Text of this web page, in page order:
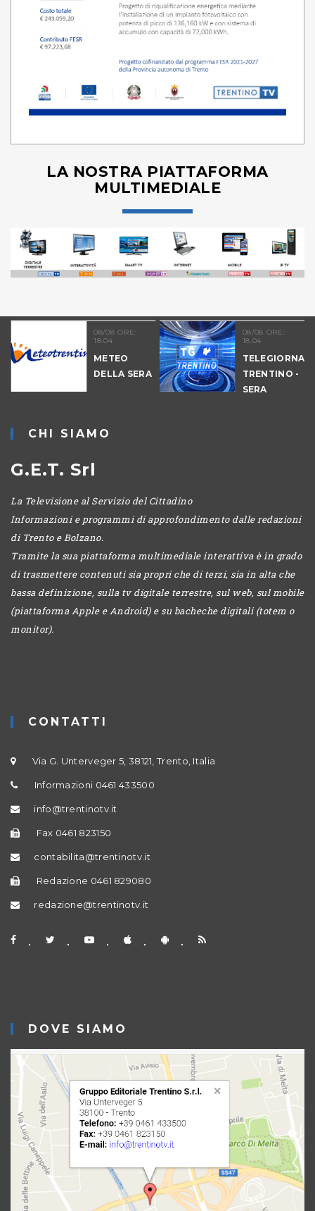
LA NOSTRA PIATTAFORMA
MULTIMEDIALE
08/08 ORE:
18.04
METEO
DELLA SERA
08/08 ORE:
18.04
TRENTINO -
SERA
CHI SIAMO
G.E.T. Srl
La Televisione al Servizio del Cittadino
Informazioni e programmi di approfondimento dalle redazioni
di Trento e Bolzano.
Tramite la sua piattaforma multimediale interattiva è in grado
di trasmettere contenuti sia propri che di terzi, sia in alta che
bassa definizione, sulla tv digitale terrestre, sul web, sul mobile
(piattaforma Apple e Android) e su bacheche digitali (totem o
monitor).
CONTATTI
Via G. Unterveger 5, 38121, Trento, Italia
Informazioni 0461 433500
info@trentinotv.it
Fax 0461 823150
contabilita@trentinotv.it
Redazione 0461 829080
redazione@trentinotv.it
DOVE SIAMO